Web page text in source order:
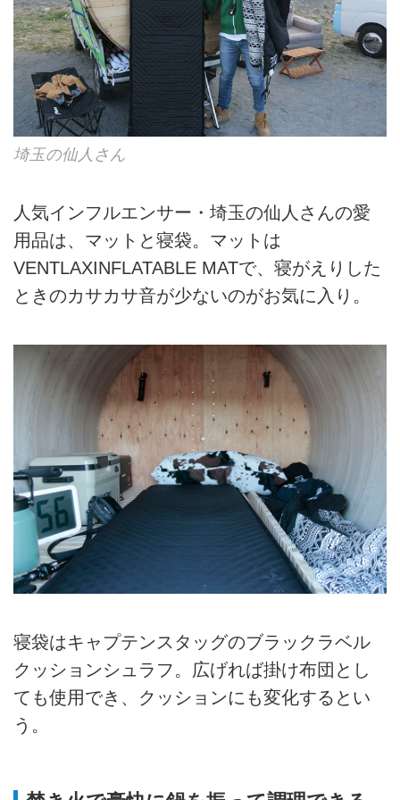
埼玉の仙人さん
人気インフルエンサー・埼玉の仙人さんの愛
用品は、マットと寝袋。マットは
VENTLAXINFLATABLE MATで、寝がえりした
ときのカサカサ音が少ないのがお気に入り。
寝袋はキャプテンスタッグのブラックラベル
クッションシュラフ。広げれば掛け布団とし
ても使用でき、クッションにも変化するとい
う。